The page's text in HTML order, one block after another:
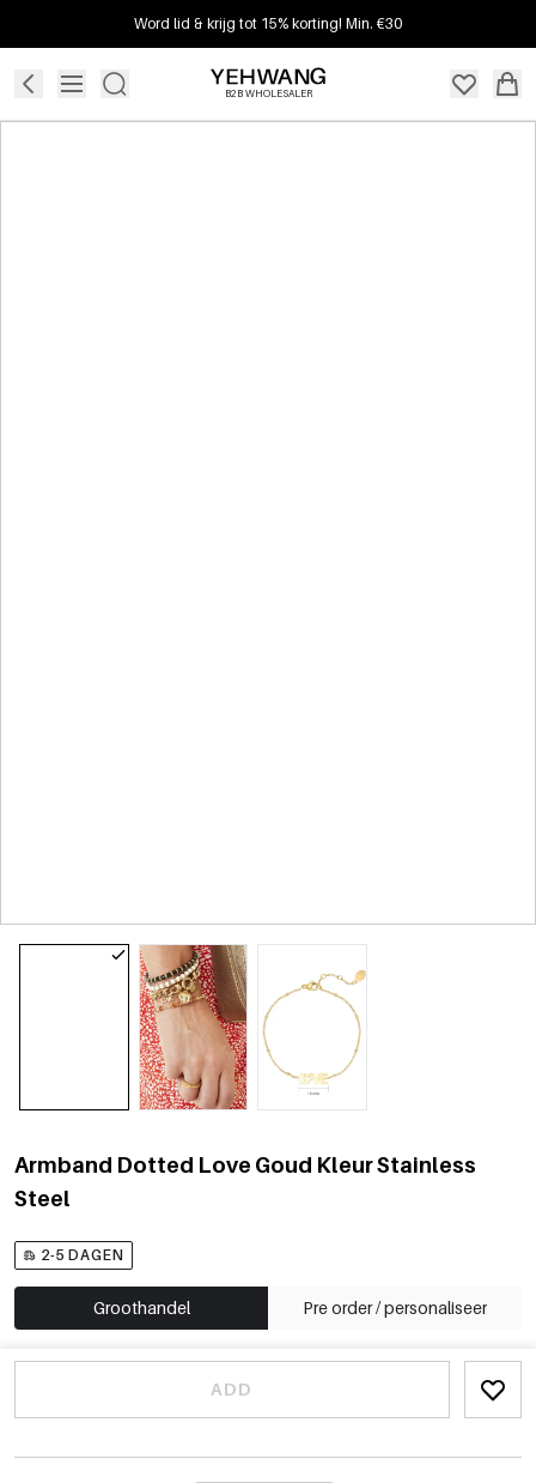
Word lid & krijg tot 15% korting! Min. €30
B2B WHOLESALER
Armband Dotted Love Goud Kleur Stainless
Steel
2-5 DAGEN
Groothandel Pre order / personaliseer
ADD